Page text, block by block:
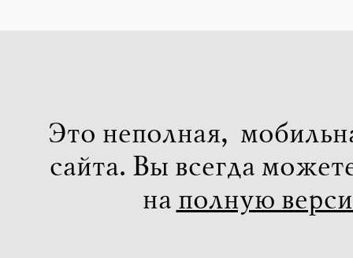
Это неполная,
сайта. Вы всегда
на полную